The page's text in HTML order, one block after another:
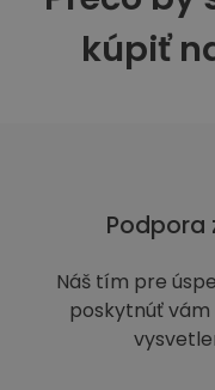
kúpiť
Podpora
Náš tím pre
poskytnúť